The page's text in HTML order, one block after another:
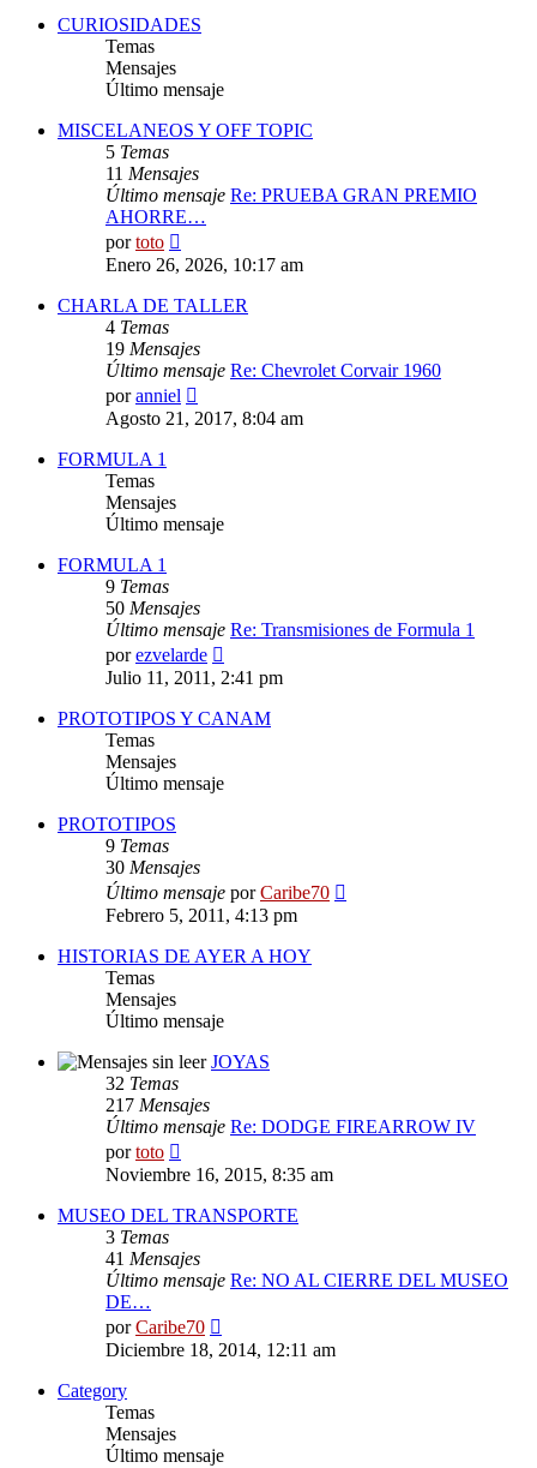
CURIOSIDADES
Temas
Mensajes
Último mensaje
MISCELANEOS Y OFF TOPIC
5 Temas
11 Mensajes
Último mensaje Re: PRUEBA GRAN PREMIO
AHORRE…
portoto
último
Enero 26, 2026, 10:17 am
CHARLA DE TALLER
4 Temas
19 Mensajes
Último mensaje Re: Chevrolet Corvair 1960
poranniel
último
Agosto 21, 2017, 8:04 am
FORMULA 1
Temas
Mensajes
Último mensaje
FORMULA 1
9 Temas
50 Mensajes
Último mensaje Re: Transmisiones de Formula 1
porezvelarde
último
mensaje
Julio 11, 2011, 2:41 pm
PROTOTIPOS Y CANAM
Temas
Mensajes
Último mensaje
PROTOTIPOS
9 Temas
30 Mensajes
Último mensaje porCaribe70
Febrero 5, 2011, 4:13 pm
HISTORIAS DE AYER A HOY
Temas
Mensajes
Último mensaje
JOYAS
32 Temas
217 Mensajes
Último mensaje Re: DODGE FIREARROW IV
portoto
último
Noviembre 16, 2015, 8:35 am
MUSEO DEL TRANSPORTE
3 Temas
41 Mensajes
Último mensaje Re: NO AL CIERRE DEL MUSEO
DE…
porCaribe70
último
Diciembre 18, 2014, 12:11 am
Category
Temas
Mensajes
Último mensaje